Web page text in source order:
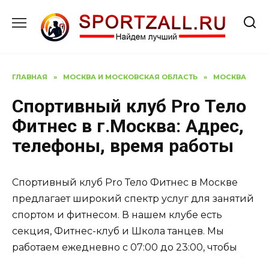
содержанию
ГЛАВНАЯ » МОСКВА И МОСКОВСКАЯ ОБЛАСТЬ » МОСКВА
Спортивный клуб Pro Тело
Фитнес в г.Москва: Адрес,
телефоны, время работы
Спортивный клуб Pro Тело Фитнес в Москве
предлагает широкий спектр услуг для занятий
спортом и фитнесом. В нашем клубе есть
секция, Фитнес-клуб и Школа танцев. Мы
работаем ежедневно с 07:00 до 23:00, чтобы